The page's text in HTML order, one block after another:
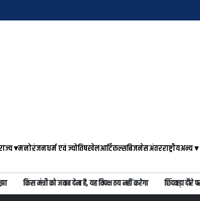
▾मनोरंजनधर्म एवं ज्योतिषखेलआर्टिकल्सबिजनेसअंतरराष्ट्रीयअन्य▾
किस मंत्री को जवाब देना है, यह विपक्ष तय नहीं करेगा छिंदवाड़ा